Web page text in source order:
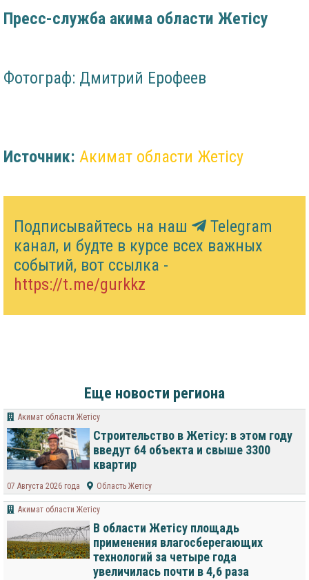
Пресс-служба акима области Жетісу
Фотограф: Дмитрий Ерофеев
Источник: Акимат области Жетісу
Подписывайтесь на наш
Telegram
канал, и будте в курсе всех важных
событий, вот ссылка -
https://t.me/gurkkz
Еще новости региона
Акимат области Жетісу
Строительство в Жетісу: в этом году
введут 64 объекта и свыше 3300
квартир
07 Августа 2026 года Область Жетісу
Акимат области Жетісу
В области Жетісу площадь
применения влагосберегающих
технологий за четыре года
увеличилась почти в 4,6 раза